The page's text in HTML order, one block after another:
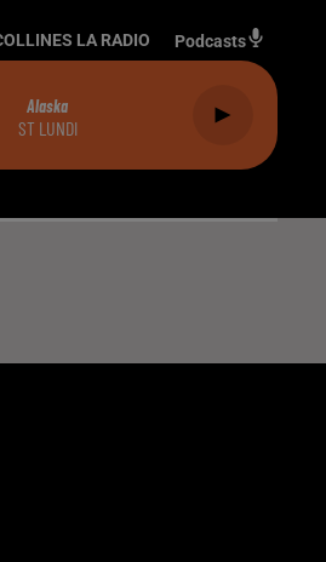
LA RADIO Podcasts
Alaska
ST LUNDI